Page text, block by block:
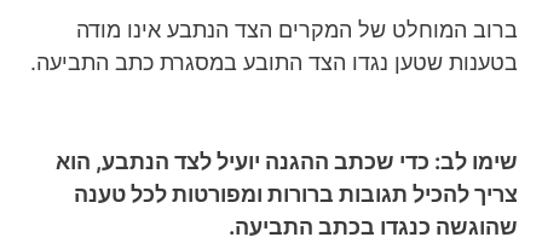
ברוב המוחלט של המקרים הצד הנתבע אינו מודה
בטענות שטען נגדו הצד התובע במסגרת כתב התביעה.
שימו לב: כדי שכתב ההגנה יועיל לצד הנתבע, הוא
צריך להכיל תגובות ברורות ומפורטות לכל טענה
שהוגשה כנגדו בכתב התביעה.